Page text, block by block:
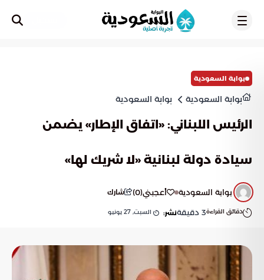
بوابة السعودية
بوابة السعودية بوابة السعودية
الرئيس اللبناني: «اتفاق الإطار» يضمن
سيادة دولة لبنانية «لا شريك لها»
بوابة السعودية أعجبني(
0
) شارك
دقائق القراءة3 دقيقةنشر: السبت, 27 يونيو